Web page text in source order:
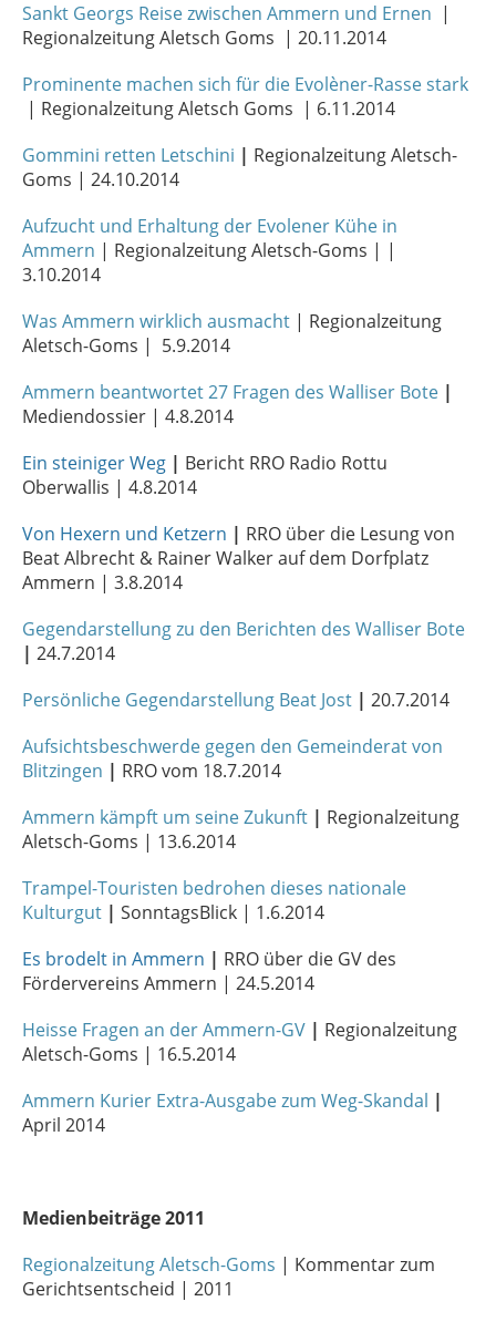
Sankt Georgs Reise zwischen Ammern und Ernen |
Regionalzeitung Aletsch Goms | 20.11.2014
Prominente machen sich für die Evolèner-Rasse stark
| Regionalzeitung Aletsch Goms | 6.11.2014
Gommini retten Letschini | Regionalzeitung Aletsch-
Goms | 24.10.2014
Aufzucht und Erhaltung der Evolener Kühe in
Ammern | Regionalzeitung Aletsch-Goms | |
3.10.2014
Was Ammern wirklich ausmacht | Regionalzeitung
Aletsch-Goms | 5.9.2014
Ammern beantwortet 27 Fragen des Walliser Bote |
Mediendossier | 4.8.2014
Ein steiniger Weg | Bericht RRO Radio Rottu
Oberwallis | 4.8.2014
Von Hexern und Ketzern | RRO über die Lesung von
Beat Albrecht & Rainer Walker auf dem Dorfplatz
Ammern | 3.8.2014
Gegendarstellung zu den Berichten des Walliser Bote
| 24.7.2014
Persönliche Gegendarstellung Beat Jost | 20.7.2014
Aufsichtsbeschwerde gegen den Gemeinderat von
Blitzingen | RRO vom 18.7.2014
Ammern kämpft um seine Zukunft | Regionalzeitung
Aletsch-Goms | 13.6.2014
Trampel-Touristen bedrohen dieses nationale
Kulturgut | SonntagsBlick | 1.6.2014
Es brodelt in Ammern | RRO über die GV des
Fördervereins Ammern | 24.5.2014
Heisse Fragen an der Ammern-GV | Regionalzeitung
Aletsch-Goms | 16.5.2014
Ammern Kurier Extra-Ausgabe zum Weg-Skandal |
April 2014
Medienbeiträge 2011
Regionalzeitung Aletsch-Goms | Kommentar zum
Gerichtsentscheid | 2011